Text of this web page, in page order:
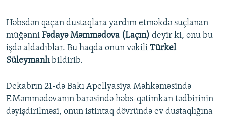
Həbsdən qaçan dustaqlara yardım etməkdə suçlanan
müğənni Fədayə Məmmədova (Laçın) deyir ki, onu bu
işdə aldadıblar. Bu haqda onun vəkili Türkel
Süleymanlı bildirib.
Dekabrın 21-də Bakı Apellyasiya Məhkəməsində
F.Məmmədovanın barəsində həbs-qətimkan tədbirinin
dəyişdirilməsi, onun istintaq dövründə ev dustaqlığına